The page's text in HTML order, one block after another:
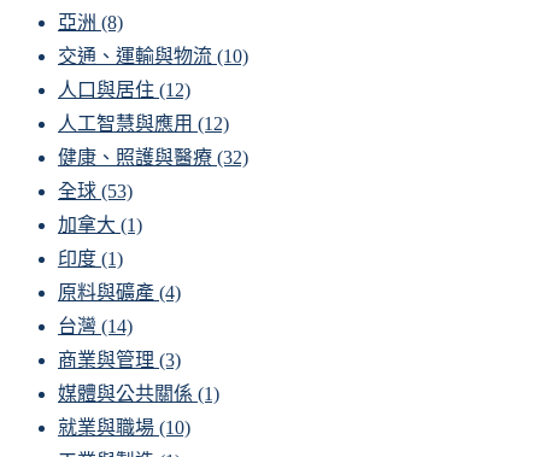
亞洲 (8)
交通、運輸與物流 (10)
人口與居住 (12)
人工智慧與應用 (12)
健康、照護與醫療 (32)
全球 (53)
加拿大 (1)
印度 (1)
原料與礦產 (4)
台灣 (14)
商業與管理 (3)
媒體與公共關係 (1)
就業與職場 (10)